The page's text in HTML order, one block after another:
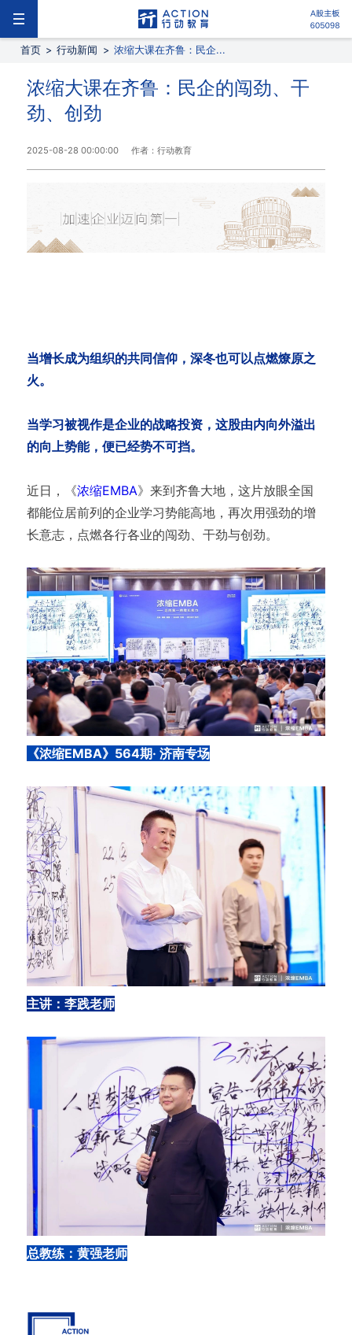
首页 > 行动新闻 > 浓缩大课在齐鲁：民企...
浓缩大课在齐鲁：民企的闯劲、干
劲、创劲
2025-08-28 00:00:00 作者：行动教育
当增长成为组织的共同信仰，深冬也可以点燃燎原之
火。
当学习被视作是企业的战略投资，这股由内向外溢出
的向上势能，便已经势不可挡。
近日，《浓缩EMBA》来到齐鲁大地，这片放眼全国
都能位居前列的企业学习势能高地，再次用强劲的增
长意志，点燃各行各业的闯劲、干劲与创劲。
《浓缩EMBA》564期· 济南专场
主讲：李践老师
总教练：黄强老师